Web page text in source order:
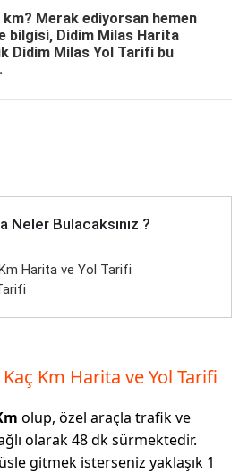
km? Merak ediyorsan hemen
bilgisi, Didim Milas Harita
Didim Milas Yol Tarifi bu
Neler Bulacaksınız ?
Harita ve Yol Tarifi
Km Harita ve Yol Tarifi
olup, özel araçla trafik ve
olarak 48 dk sürmektedir.
gitmek isterseniz yaklaşık 1